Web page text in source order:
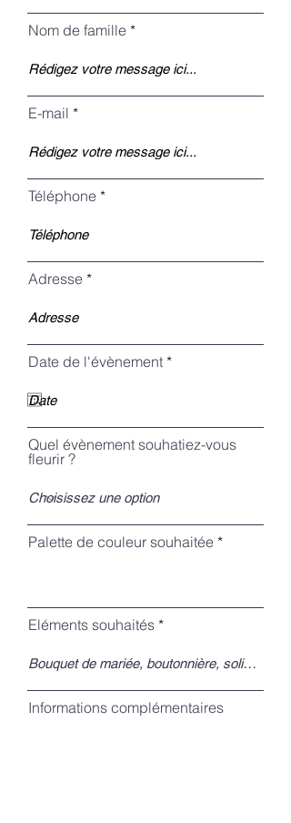
Nom de famille
E-mail
Téléphone
Adresse
Date de l'évènement *r
r
e
Quel évènement souhatiez-vous
fleurir ?
Palette de couleur souhaitée
Eléments souhaités
Informations complémentaires